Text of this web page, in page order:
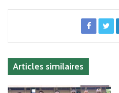
Articles similaires